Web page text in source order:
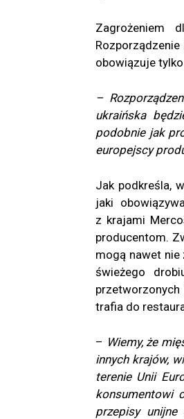
Zagrożeniem
obowiązuje
–
ukraińska
podobnie jak
europejscy
Jak podkreśla,
jaki
z krajami
producentom.
mogą nawet nie
świeżego
trafia do
– Wiemy, że
innych krajów,
terenie Unii
konsumentowi
przepisy unijne